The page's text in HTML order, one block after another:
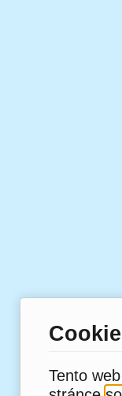
Tento